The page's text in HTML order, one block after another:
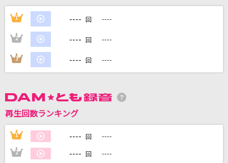
[生音]飾りじゃないのよ涙は
中森明菜
もっと見る
DAMに会員登録・ログインして
1 ---- 回 ----
2 ---- 回 ----
3 ---- 回 ----
再生回数ランキング
1 ---- 回 ----
2 ---- 回 ----